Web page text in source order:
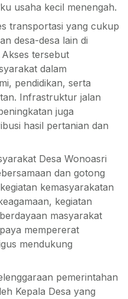
usaha kecil menengah.
transportasi yang cukup
desa-desa lain di
tersebut
dalam
pendidikan, serta
Infrastruktur jalan
juga
hasil pertanian dan
Desa Wonoasri
dan gotong
kemasyarakatan
kegiatan
masyarakat
mempererat
mendukung
pemerintahan
Kepala Desa yang